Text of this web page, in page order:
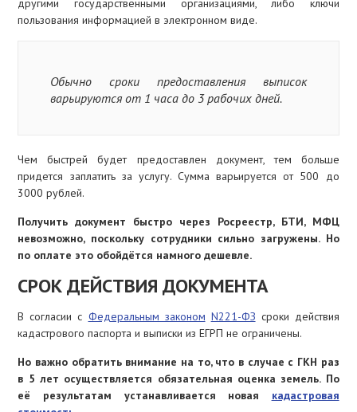
другими государственными организациями, либо ключи
пользования информацией в электронном виде.
Обычно сроки предоставления выписок
варьируются от 1 часа до 3 рабочих дней.
Чем быстрей будет предоставлен документ, тем больше
придется заплатить за услугу. Сумма варьируется от 500 до
3000 рублей.
Получить документ быстро через Росреестр, БТИ, МФЦ
невозможно, поскольку сотрудники сильно загружены. Но
по оплате это обойдётся намного дешевле.
СРОК ДЕЙСТВИЯ ДОКУМЕНТА
В согласии с Федеральным законом N221-ФЗ сроки действия
кадастрового паспорта и выписки из ЕГРП не ограничены.
Но важно обратить внимание на то, что в случае с ГКН раз
в 5 лет осуществляется обязательная оценка земель. По
её результатам устанавливается новая кадастровая